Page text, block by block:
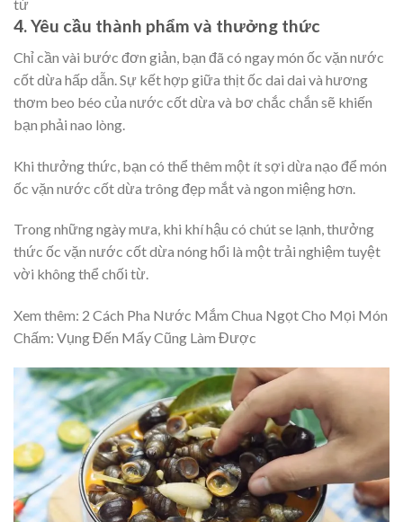
từ
4. Yêu cầu thành phẩm và thưởng thức
Chỉ cần vài bước đơn giản, bạn đã có ngay món ốc vặn nước
cốt dừa hấp dẫn. Sự kết hợp giữa thịt ốc dai dai và hương
thơm beo béo của nước cốt dừa và bơ chắc chắn sẽ khiến
bạn phải nao lòng.
Khi thưởng thức, bạn có thể thêm một ít sợi dừa nạo để món
ốc vặn nước cốt dừa trông đẹp mắt và ngon miệng hơn.
Trong những ngày mưa, khi khí hậu có chút se lạnh, thưởng
thức ốc vặn nước cốt dừa nóng hổi là một trải nghiệm tuyệt
vời không thể chối từ.
Xem thêm: 2 Cách Pha Nước Mắm Chua Ngọt Cho Mọi Món
Chấm: Vụng Đến Mấy Cũng Làm Được